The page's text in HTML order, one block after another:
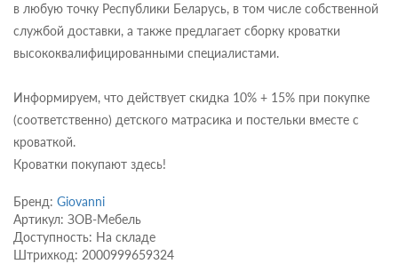
в любую точку Республики Беларусь, в том числе собственной
службой доставки, а также предлагает сборку кроватки
высококвалифицированными специалистами.
Информируем, что действует скидка 10% + 15% при покупке
(соответственно) детского матрасика и постельки вместе с
кроваткой.
Кроватки покупают здесь!
Бренд: Giovanni
Артикул: ЗОВ-Мебель
Доступность: На складе
Штрихкод: 2000999659324